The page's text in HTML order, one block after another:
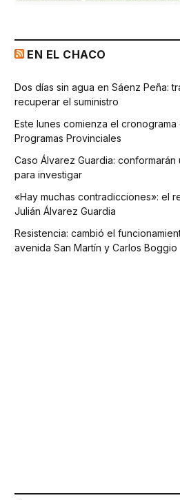
EN EL CHACO
Dos días sin agua en Sáenz Peña:
recuperar el suministro
Este lunes comienza el
Programas Provinciales
Caso Álvarez Guardia: conformarán
para investigar
«Hay muchas contradicciones»: el
Julián Álvarez Guardia
Resistencia: cambió el
avenida San Martín y Carlos Boggio